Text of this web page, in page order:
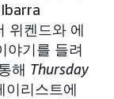
위켄드와 에
야기를 들려
해 Thursday
이리스트에